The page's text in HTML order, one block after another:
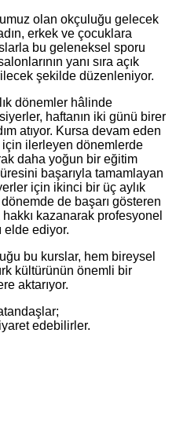
olan okçuluğu gelecek
erkek ve çocuklara
bu geleneksel sporu
yanı sıra açık
şekilde düzenleniyor.
dönemler hâlinde
haftanın iki günü birer
atıyor. Kursa devam eden
ilerleyen dönemlerde
daha yoğun bir eğitim
başarıyla tamamlayan
için ikinci bir üç aylık
de başarı gösteren
kazanarak profesyonel
elde ediyor.
bu kurslar, hem bireysel
kültürünün önemli bir
aktarıyor.
edebilirler.